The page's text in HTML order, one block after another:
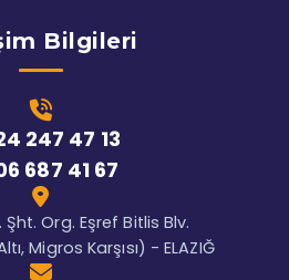
Bilgileri
247 47 13
687 41 67
Org. Eşref Bitlis Blv.
Migros Karşısı) - ELAZIĞ